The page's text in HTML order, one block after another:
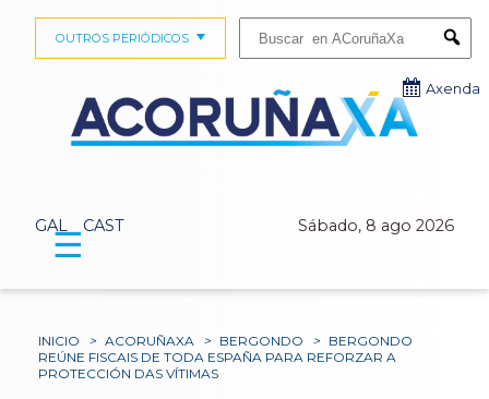
GAL CAST Sábado, 8 ago 2026
OUTROS PERIÓDICOS
Axenda
☰
INICIO > ACORUÑAXA > BERGONDO > BERGONDO
REÚNE FISCAIS DE TODA ESPAÑA PARA REFORZAR A
PROTECCIÓN DAS VÍTIMAS